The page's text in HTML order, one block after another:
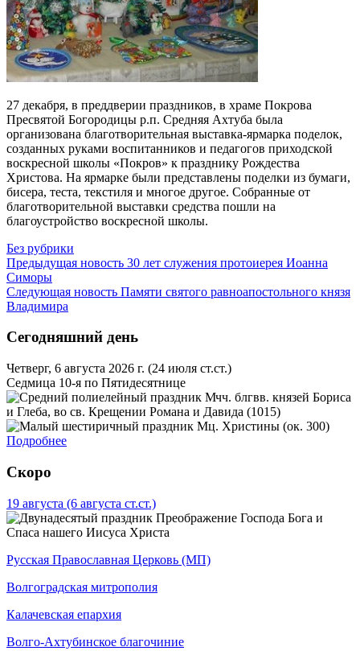
27 декабря, в преддверии праздников, в храме Покрова
Пресвятой Богородицы р.п. Средняя Ахтуба была
организована благотворительная выставка-ярмарка поделок,
созданных руками воспитанников и педагогов приходской
воскресной школы «Покров» к празднику Рождества
Христова. На ярмарке были представлены поделки из бумаги,
бисера, теста, текстиля и многое другое. Собранные от
благотворительной выставки средства пошли на
благоустройство воскресной школы.
Без рубрики
Предыдущая новость 30 лет служения протоиерея Иоанна
Симоры
Следующая новость Памяти святого равноапостольного князя
Владимира
Сегодняшний день
Четверг, 6 августа 2026 г. (24 июля ст.ст.)
Седмица 10-я по Пятидесятнице
Мчч. блгвв. князей Бориса
и Глеба, во св. Крещении Романа и Давида (1015)
Мц. Христины (ок. 300)
Подробнее
Скоро
19 августа (6 августа ст.ст.)
Преображение Господа Бога и
Спаса нашего Иисуса Христа
Русская Православная Церковь (МП)
Волгоградская митрополия
Калачевская епархия
Волго-Ахтубинское благочиние